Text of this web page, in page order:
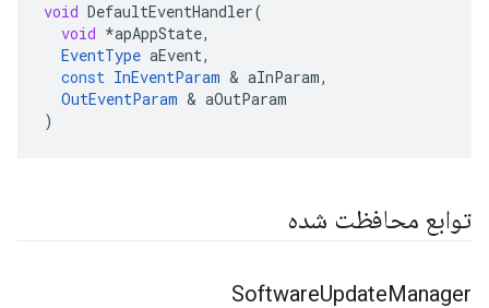
void DefaultEventHandler(
void *apAppState,
EventType aEvent,
const InEventParam & aInParam,
OutEventParam & aOutParam
)
توابع محافظت شده
SoftwareUpdateManager